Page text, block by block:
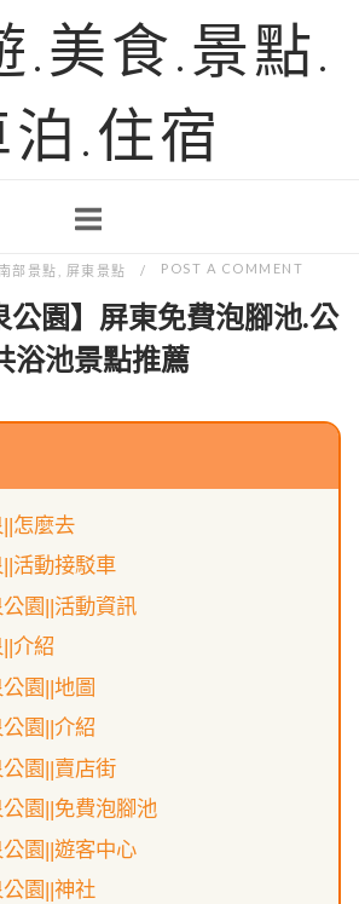
.美食.景點.
泊.住宿
南部景點 屏東景點 POST A COMMENT
公園】屏東免費泡腳池.公
浴池景點推薦
怎麼去
活動接駁車
園||活動資訊
介紹
園||地圖
園||介紹
園||賣店街
園||免費泡腳池
園||遊客中心
園||神社